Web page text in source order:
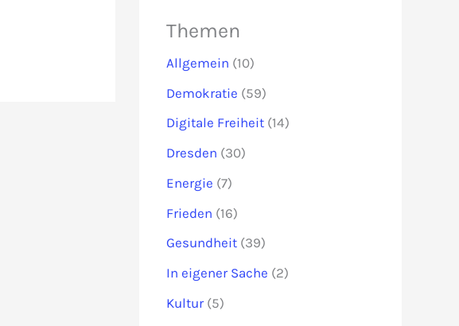
Themen
Allgemein (10)
Demokratie (59)
Digitale Freiheit (14)
Dresden (30)
Energie (7)
Frieden (16)
Gesundheit (39)
In eigener Sache (2)
Kultur (5)